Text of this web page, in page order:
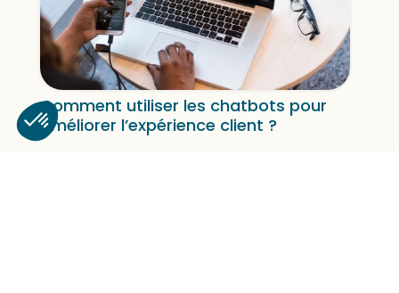
Comment utiliser les chatbots pour
améliorer l’expérience client ?